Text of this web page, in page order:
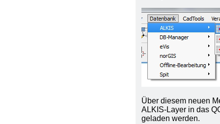
Über diesem neuen
ALKIS-Layer in das
geladen werden.